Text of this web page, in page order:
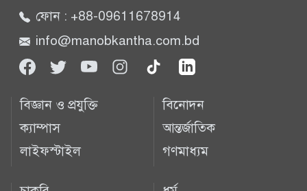
ফোন : +88-09611678914
info@manobkantha.com.bd
বিজ্ঞান ও প্রযুক্তি
ক্যাম্পাস
লাইফস্টাইল
বিনোদন
আন্তর্জাতিক
গণমাধ্যম